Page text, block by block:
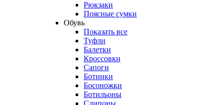
Рюкзаки
Поясные сумки
Обувь
Показать все
Туфли
Балетки
Кроссовки
Сапоги
Ботинки
Босоножки
Ботильоны
Слипоны